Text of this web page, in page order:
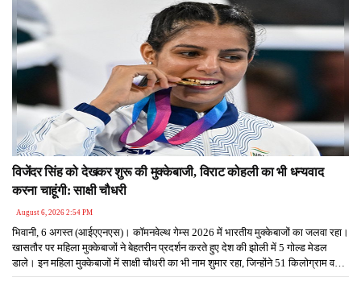
विजेंदर सिंह को देखकर शुरू की मुक्केबाजी, विराट कोहली का भी धन्यवाद
करना चाहूंगी: साक्षी चौधरी
August 6, 2026 2:54 PM
भिवानी, 6 अगस्त (आईएएनएस)। कॉमनवेल्थ गेम्स 2026 में भारतीय मुक्केबाजों का जलवा रहा।
खासतौर पर महिला मुक्केबाजों ने बेहतरीन प्रदर्शन करते हुए देश की झोली में 5 गोल्ड मेडल
डाले। इन महिला मुक्केबाजों में साक्षी चौधरी का भी नाम शुमार रहा, जिन्होंने 51 किलोग्राम वर्ग में
गोल्ड जीता। हरियाणा के भिवानी स्थित अपने घर पहुंचने पर साक्षी का भव्य स्वागत हुआ।